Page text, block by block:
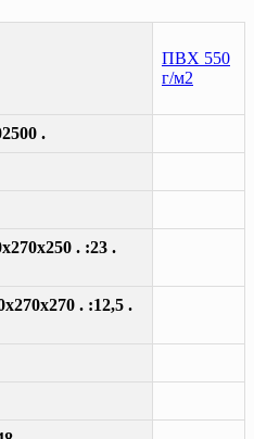
ПВХ 550
г/м2
.
. :23 .
. :12,5 .